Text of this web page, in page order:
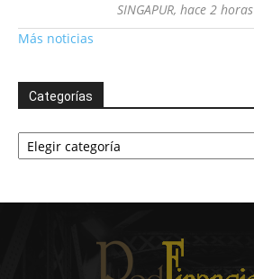
SINGAPUR, hace 2 horas
Más noticias
Categorías
Categorías